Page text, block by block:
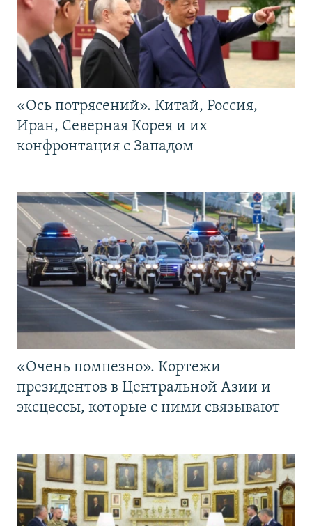
«Ось потрясений». Китай, Россия,
Иран, Северная Корея и их
конфронтация с Западом
«Очень помпезно». Кортежи
президентов в Центральной Азии и
эксцессы, которые с ними связывают